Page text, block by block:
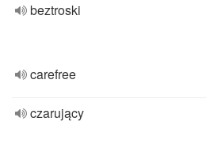
beztroski
carefree
czarujący